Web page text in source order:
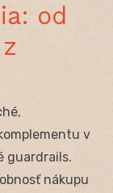
od
v
guardrails.
nákupu